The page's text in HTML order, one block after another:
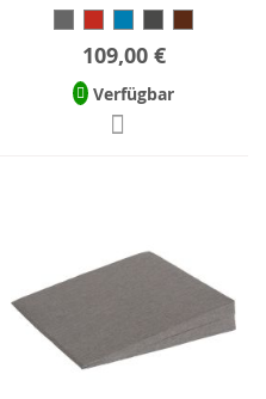
109,00 €
Verfügbar